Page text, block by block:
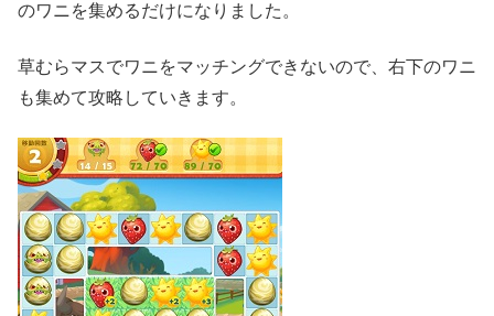
のワニを集めるだけになりました。
草むらマスでワニをマッチングできないので、右下のワニ
も集めて攻略していきます。